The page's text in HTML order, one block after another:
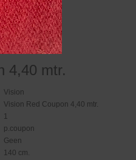
4,40 mtr.
Vision
Vision Red Coupon 4,40 mtr.
1
p.coupon
Geen
140 cm.